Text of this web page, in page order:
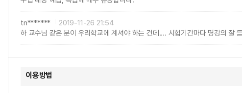
tn*******
2019-11-26 21:54
하 교수님 같은 분이 우리학교에 계셔야 하는 건데.... 시험기간마다 명강의 잘
이용방법